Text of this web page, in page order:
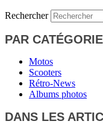
Rechercher
PAR
Motos
Scooters
Rétro-News
Albums photos
DANS LES